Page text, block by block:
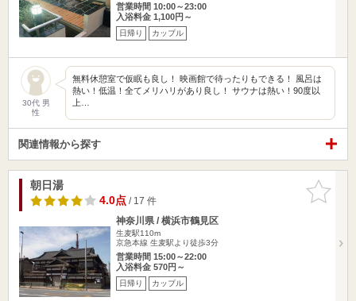
営業時間 10:00～23:00
入浴料金 1,100円～
日帰り カップル
30代 男
性
無料休憩室で仮眠も良し！ 映画館で待ったりもできる！ 風呂は
熱い！低温！全てメリハリがあり良し！ サウナは熱い！90度以
上…
関連情報から探す
お気に入
りに追加
朝日湯
4.0点/ 17 件
神奈川県 / 横浜市鶴見区
生麦駅110m
京急本線 生麦駅より徒歩3分
営業時間 15:00～22:00
入浴料金 570円～
日帰り カップル